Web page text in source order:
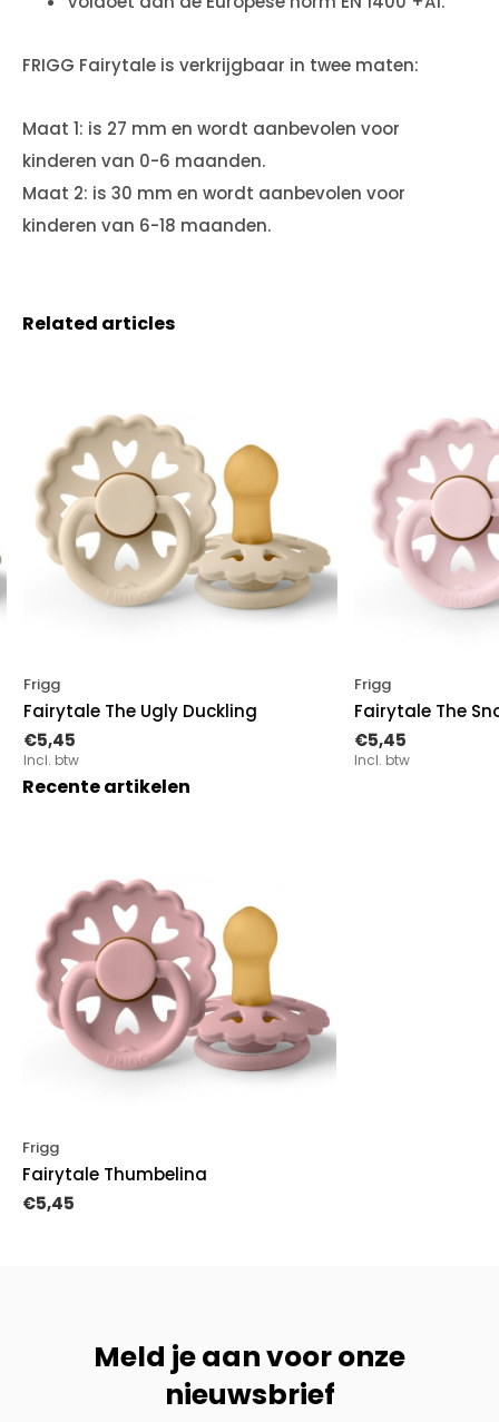
FRIGG Fairytale is verkrijgbaar in twee maten:
Maat 1: is 27 mm en wordt aanbevolen voor
kinderen van 0-6 maanden.
Maat 2: is 30 mm en wordt aanbevolen voor
kinderen van 6-18 maanden.
Related articles
Frigg
Fairytale The Ugly Duckling
€5,45
Incl. btw
Frigg
Fairytale The
€5,45
Incl. btw
Recente artikelen
Frigg
Fairytale Thumbelina
€5,45
Meld je aan voor onze
nieuwsbrief